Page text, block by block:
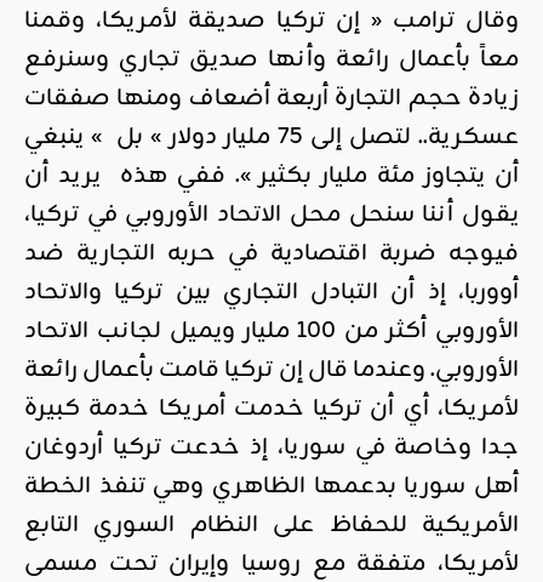
وقال ترامب « إن تركيا صديقة لأمريكا، وقمنا
معاً بأعمال رائعة وأنها صديق تجاري وسنرفع
زيادة حجم التجارة أربعة أضعاف ومنها صفقات
عسكرية.. لتصل إلى 75 مليار دولار » بل » ينبغي
أن يتجاوز مئة مليار بكثير ». ففي هذه يريد أن
يقول أننا سنحل محل الاتحاد الأوروبي في تركيا،
فيوجه ضربة اقتصادية في حربه التجارية ضد
أووربا، إذ أن التبادل التجاري بين تركيا والاتحاد
الأوروبي أكثر من 100 مليار ويميل لجانب الاتحاد
الأوروبي. وعندما قال إن تركيا قامت بأعمال رائعة
لأمريكا، أي أن تركيا خدمت أمريكا خدمة كبيرة
جدا وخاصة في سوريا، إذ خدعت تركيا أردوغان
أهل سوريا بدعمها الظاهري وهي تنفذ الخطة
الأمريكية للحفاظ على النظام السوري التابع
لأمريكا، متفقة مع روسيا وإيران تحت مسمى